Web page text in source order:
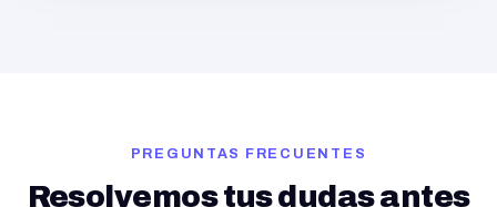
PREGUNTAS FRECUENTES
Resolvemos tus dudas antes